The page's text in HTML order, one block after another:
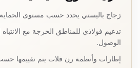
زجاج باليستي يحدد حسب مستوى
تدعيم فولاذي للمناطق الحرجة مع
الوصول.
إطارات وأنظمة رن فلات يتم تقييمها